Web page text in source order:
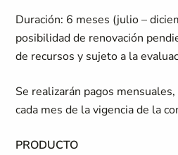
Duración: 6 meses (julio –
posibilidad de renovación
de recursos y sujeto a la
Se realizarán pagos
cada mes de la vigencia de la
PRODUCTO